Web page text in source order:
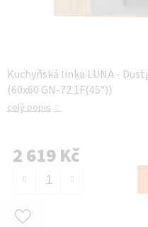
Kuchyňská linka LUNA -
(60x60 GN-72 1F(45°))
celý popis
2 619 Kč